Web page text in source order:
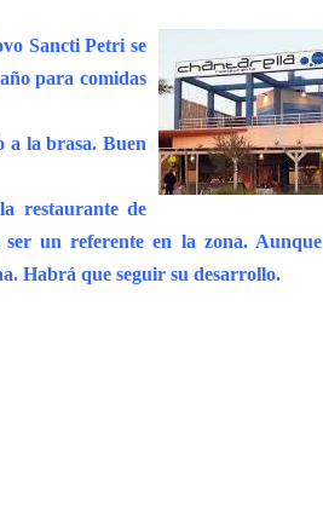
Sancti Petri se
para comidas
a la brasa. Buen
restaurante de
un referente en la zona. Aunque
Habrá que seguir su desarrollo.